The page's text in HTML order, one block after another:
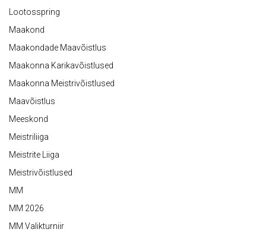
Lootosspring
Maakond
Maakondade Maavõistlus
Maakonna Karikavõistlused
Maakonna Meistrivõistlused
Maavõistlus
Meeskond
Meistriliiga
Meistrite Liiga
Meistrivõistlused
MM
MM 2026
MM Valikturniir